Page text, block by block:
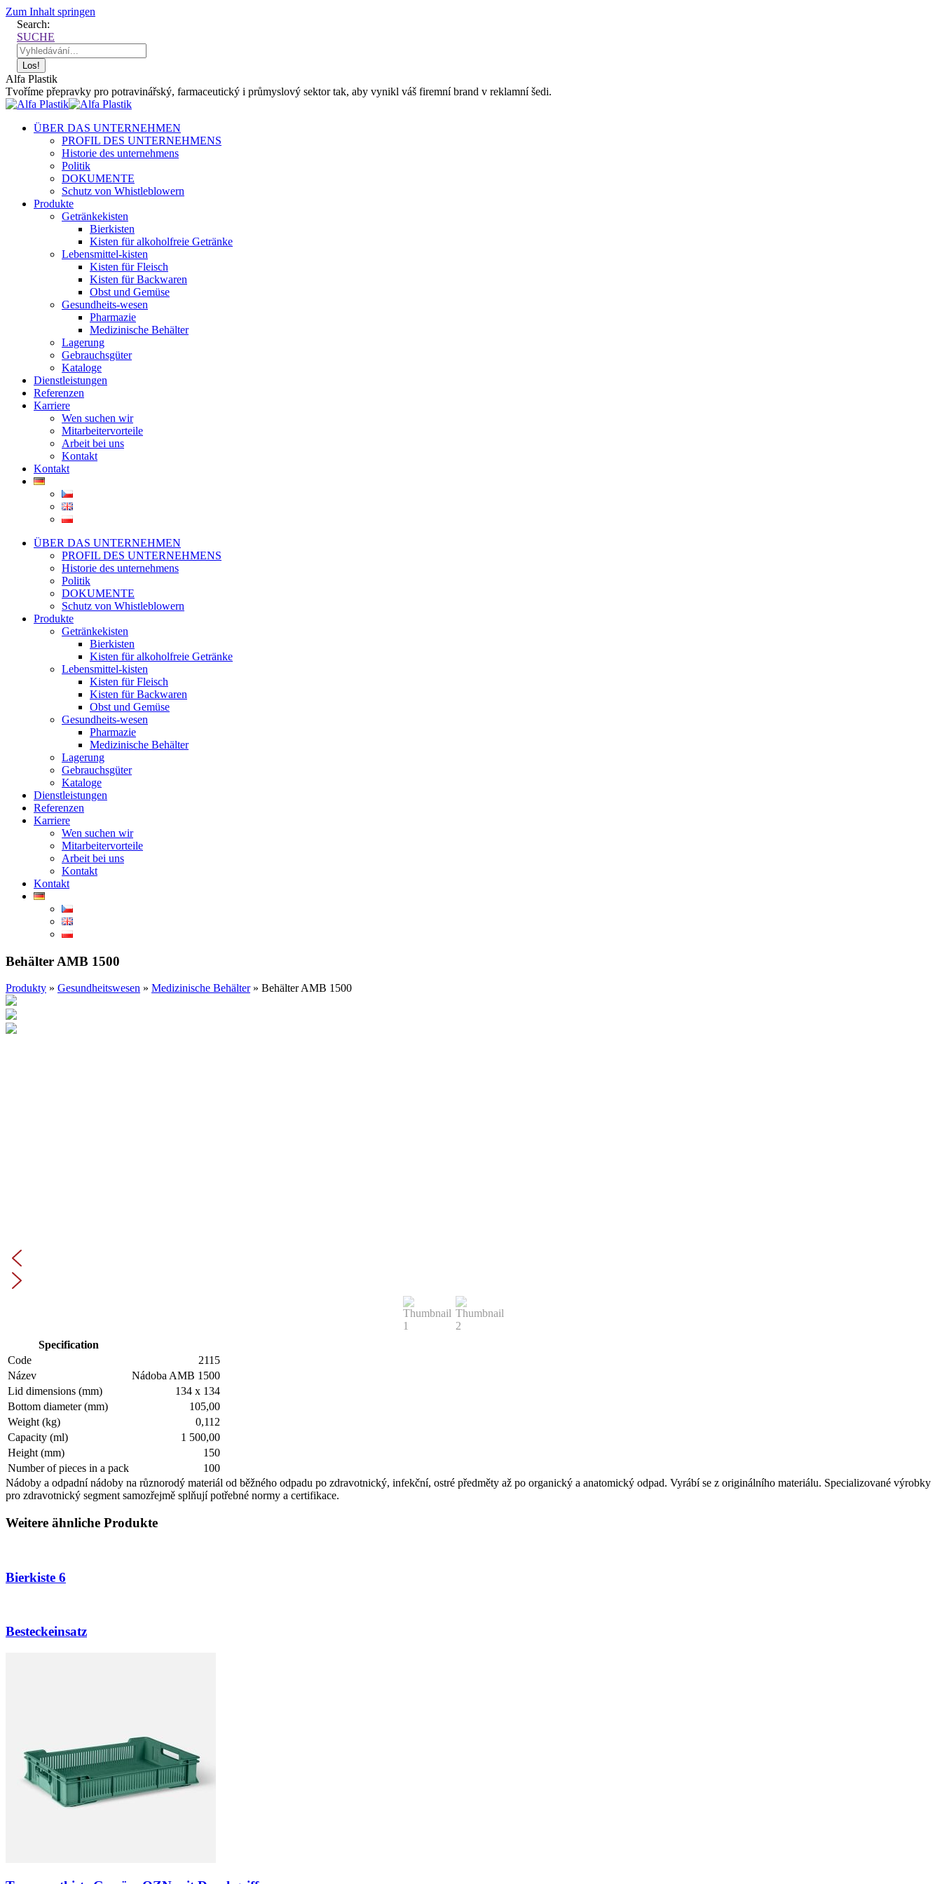
Zum Inhalt springen
Search:
SUCHE
Alfa Plastik
Tvoříme přepravky pro potravinářský, farmaceutický i průmyslový sektor tak, aby vynikl váš firemní brand v reklamní šedi.
ÜBER DAS UNTERNEHMEN
PROFIL DES UNTERNEHMENS
Historie des unternehmens
Politik
DOKUMENTE
Schutz von Whistleblowern
Produkte
Getränkekisten
Bierkisten
Kisten für alkoholfreie Getränke
Lebensmittel-kisten
Kisten für Fleisch
Kisten für Backwaren
Obst und Gemüse
Gesundheits-wesen
Pharmazie
Medizinische Behälter
Lagerung
Gebrauchsgüter
Kataloge
Dienstleistungen
Referenzen
Karriere
Wen suchen wir
Mitarbeitervorteile
Arbeit bei uns
Kontakt
Kontakt
ÜBER DAS UNTERNEHMEN
PROFIL DES UNTERNEHMENS
Historie des unternehmens
Politik
DOKUMENTE
Schutz von Whistleblowern
Produkte
Getränkekisten
Bierkisten
Kisten für alkoholfreie Getränke
Lebensmittel-kisten
Kisten für Fleisch
Kisten für Backwaren
Obst und Gemüse
Gesundheits-wesen
Pharmazie
Medizinische Behälter
Lagerung
Gebrauchsgüter
Kataloge
Dienstleistungen
Referenzen
Karriere
Wen suchen wir
Mitarbeitervorteile
Arbeit bei uns
Kontakt
Kontakt
Behälter AMB 1500
Produkty » Gesundheitswesen » Medizinische Behälter» Behälter AMB 1500
Specification
Code
2115
Název
Nádoba AMB 1500
Lid dimensions (mm)
134 x 134
Bottom diameter (mm)
105,00
Weight (kg)
0,112
Capacity (ml)
1 500,00
Height (mm)
150
Number of pieces in a pack
100
Nádoby a odpadní nádoby na různorodý materiál od běžného odpadu po zdravotnický, infekční, ostré předměty až po organický a anatomický odpad. Vyrábí se z originálního materiálu. Specializované výrobky
pro zdravotnický segment samozřejmě splňují potřebné normy a certifikace.
Weitere ähnliche Produkte
Bierkiste 6
Besteckeinsatz